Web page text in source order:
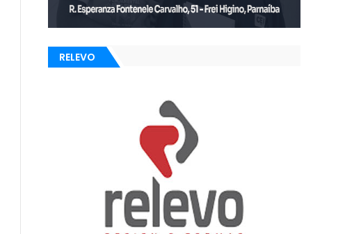
RELEVO